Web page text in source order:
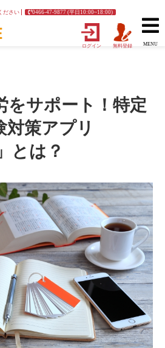
ださい 0466-47-9877 (平日10:00~18:00)
ログイン 無料登録 MENU
をサポート！特定
対策アプリ
とは？